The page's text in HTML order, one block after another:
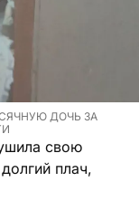
ДОЧЬ ЗА
свою
плач,